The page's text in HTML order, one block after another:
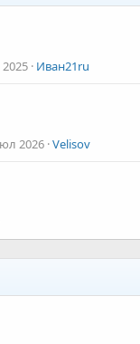
Иван21ru
2026 Velisov